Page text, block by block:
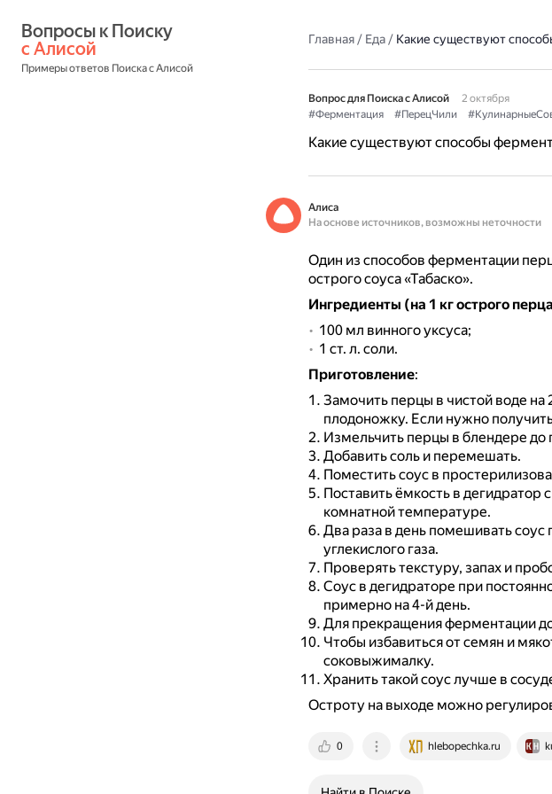
с Алисой
Примеры ответов Поиска с Алисой
Главная/ Еда/ Какие существуют
Вопрос для Поиска с Алисой
2 октября
#Ферментация
#ПерецЧили
Какие существуют способы
Алиса
На основе источников, возможны неточности
Один из способов ферментации
острого соуса «Табаско».
Ингредиенты (на 1 кг острого
100 мл винного уксуса;
1 ст. л. соли.
Приготовление:
Замочить перцы в чистой воде
плодоножку. Если нужно
Измельчить перцы в блендере до
Добавить соль и перемешать.
Поместить соус в
Поставить ёмкость в дегидратор
комнатной температуре.
Два раза в день помешивать
углекислого газа.
Проверять текстуру, запах и
Соус в дегидраторе при
примерно на 4-й день.
Для прекращения ферментации
Чтобы избавиться от семян и
соковыжималку.
Хранить такой соус лучше в
Остроту на выходе можно
0 hlebopechka.ru